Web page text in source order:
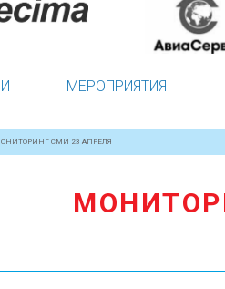
МЕРОПРИЯТИЯ
СМИ 23 АПРЕЛЯ